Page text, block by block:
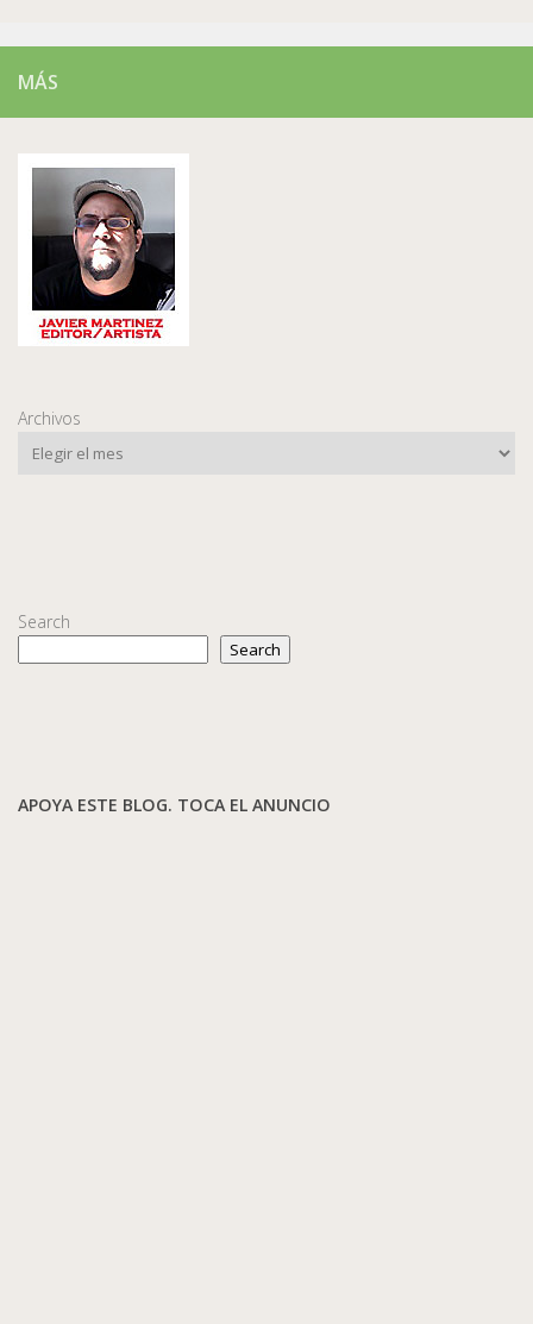
MÁS
Archivos
Search
Search
APOYA ESTE BLOG. TOCA EL ANUNCIO